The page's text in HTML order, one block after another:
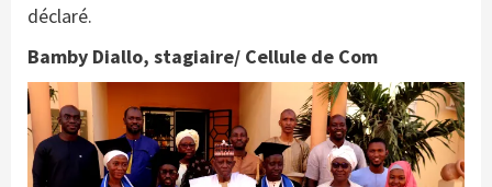
déclaré.
Bamby Diallo, stagiaire/ Cellule de Com